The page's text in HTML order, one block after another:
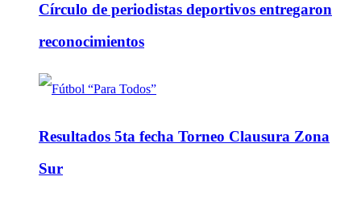
Círculo de periodistas deportivos entregaron
reconocimientos
Resultados 5ta fecha Torneo Clausura Zona
Sur